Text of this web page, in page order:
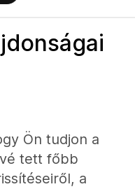
Ön tudjon a
tett főbb
a